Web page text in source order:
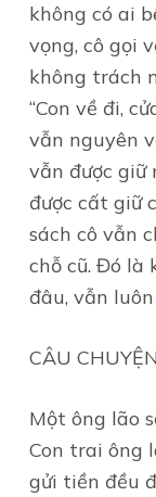
không có ai
vọng, cô gọi
không trách
“Con về đi,
vẫn nguyên
vẫn được giữ
được cất giữ
sách cô vẫn
chỗ cũ. Đó là
đâu, vẫn
CÂU
Một ông lão
Con trai ông
gửi tiền đều